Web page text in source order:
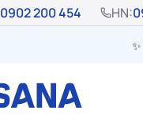
0902 200 454 HN:
✨